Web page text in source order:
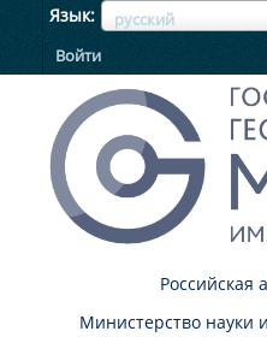
Язык русский
ЯзыкЯзык
Войти
Российская
Министерство науки